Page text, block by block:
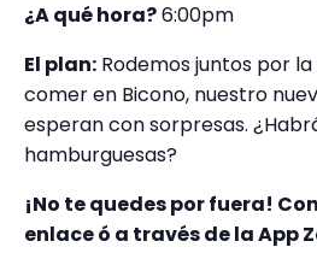
¿A qué hora?6:00pm
El plan: Rodemos juntos por
comer en Bicono, nuestro
esperan con sorpresas.
hamburguesas?
¡No te quedes por fuera!
enlace ó a través de la App